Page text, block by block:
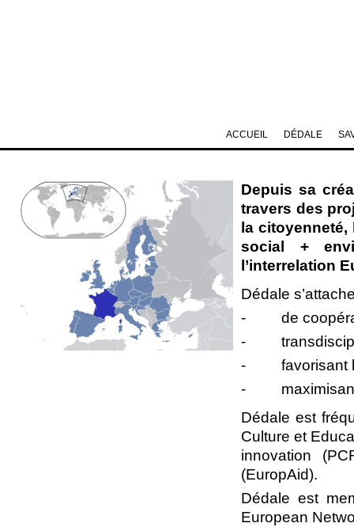
Depuis sa
travers des
la
social +
l’interrelation
Dédale
- de
-
- favorisant la
- maximisant
Dédale est
Culture et
innovation
(EuropAid).
Dédale est
European
DÉDALE
ACCUEIL